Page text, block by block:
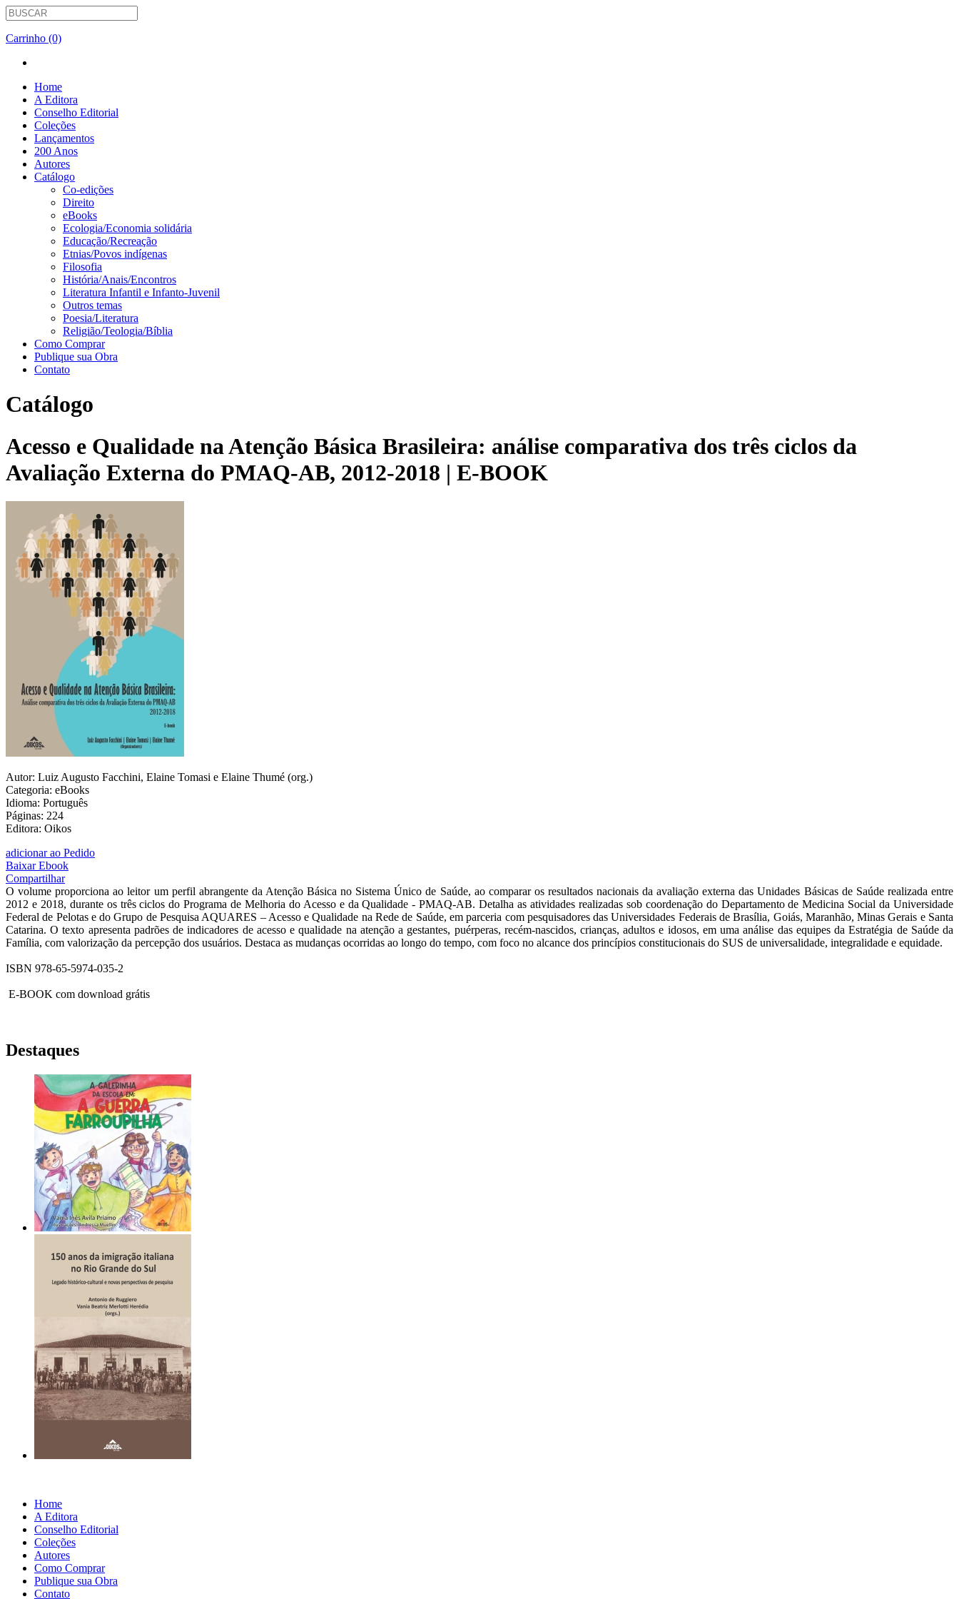
Carrinho (0)
Home
A Editora
Conselho Editorial
Coleções
Lançamentos
200 Anos
Autores
Catálogo
Co-edições
Direito
eBooks
Ecologia/Economia solidária
Educação/Recreação
Etnias/Povos indígenas
Filosofia
História/Anais/Encontros
Literatura Infantil e Infanto-Juvenil
Outros temas
Poesia/Literatura
Religião/Teologia/Bíblia
Como Comprar
Publique sua Obra
Contato
Catálogo
Acesso e Qualidade na Atenção Básica Brasileira: análise comparativa dos três ciclos da
Avaliação Externa do PMAQ-AB, 2012-2018 | E-BOOK
Autor: Luiz Augusto Facchini, Elaine Tomasi e Elaine Thumé (org.)
Categoria: eBooks
Idioma: Português
Páginas: 224
Editora: Oikos
adicionar ao Pedido
Baixar Ebook
Compartilhar
O volume proporciona ao leitor um perfil abrangente da Atenção Básica no Sistema Único de Saúde, ao comparar os resultados nacionais da avaliação externa das Unidades Básicas de Saúde realizada entre
2012 e 2018, durante os três ciclos do Programa de Melhoria do Acesso e da Qualidade - PMAQ-AB. Detalha as atividades realizadas sob coordenação do Departamento de Medicina Social da Universidade
Federal de Pelotas e do Grupo de Pesquisa AQUARES – Acesso e Qualidade na Rede de Saúde, em parceria com pesquisadores das Universidades Federais de Brasília, Goiás, Maranhão, Minas Gerais e Santa
Catarina. O texto apresenta padrões de indicadores de acesso e qualidade na atenção a gestantes, puérperas, recém-nascidos, crianças, adultos e idosos, em uma análise das equipes da Estratégia de Saúde da
Família, com valorização da percepção dos usuários. Destaca as mudanças ocorridas ao longo do tempo, com foco no alcance dos princípios constitucionais do SUS de universalidade, integralidade e equidade.
ISBN 978-65-5974-035-2
E-BOOK com download grátis
Destaques
Home
A Editora
Conselho Editorial
Coleções
Autores
Como Comprar
Publique sua Obra
Contato